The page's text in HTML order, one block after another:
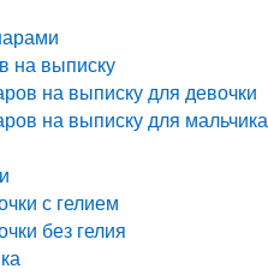
на выписку
на выписку для девочки
на выписку для мальчика
с гелием
без гелия